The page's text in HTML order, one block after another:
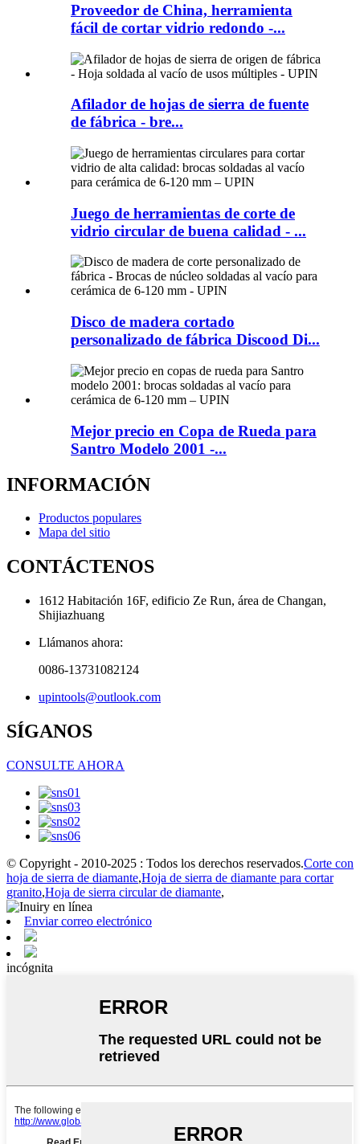
Proveedor de China, herramienta
fácil de cortar vidrio redondo -...
Afilador de hojas de sierra de fuente
de fábrica - bre...
Juego de herramientas de corte de
vidrio circular de buena calidad - ...
Disco de madera cortado
personalizado de fábrica Discood Di...
Mejor precio en Copa de Rueda para
Santro Modelo 2001 -...
INFORMACIÓN
Productos populares
Mapa del sitio
CONTÁCTENOS
1612 Habitación 16F, edificio Ze Run, área de Changan,
Shijiazhuang
Llámanos ahora:
0086-13731082124
upintools@outlook.com
SÍGANOS
CONSULTE AHORA
© Copyright - 2010-2025 : Todos los derechos reservados.Corte con
hoja de sierra de diamante,Hoja de sierra de diamante para cortar
granito,Hoja de sierra circular de diamante,
Enviar correo electrónico
incógnita